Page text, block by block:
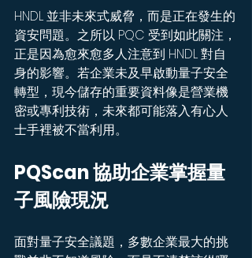
HNDL 並非未來式威脅，而是正在發生的
資安問題。之所以 PQC 受到如此關注，
正是因為愈來愈多人注意到 HNDL 對自
身的影響。若企業未及早啟動量子安全
轉型，現今儲存的重要資料像是營業機
密或專利技術，未來都可能落入有心人
士手裡被不當利用。
PQScan 協助企業掌握量
子風險現況
面對量子安全議題，多數企業最大的挑